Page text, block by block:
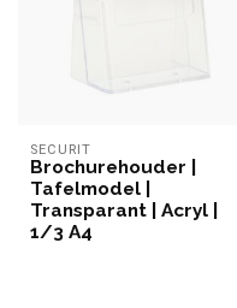
SECURIT
Brochurehouder |
Tafelmodel |
Transparant | Acryl |
1/3 A4